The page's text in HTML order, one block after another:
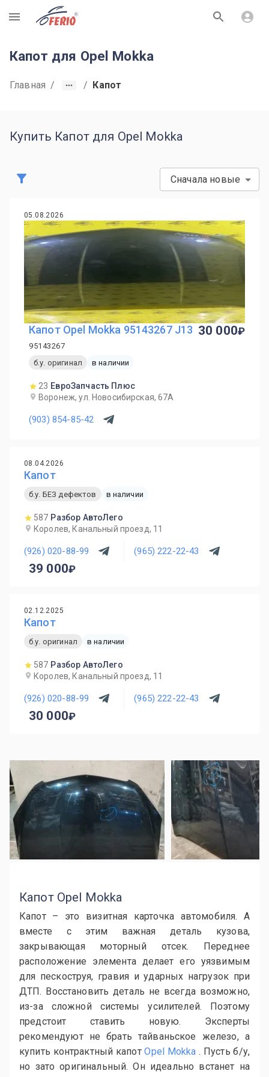
R
Капот для Opel Mokka
Главная / / Капот
Купить Капот для Opel Mokka
Сначала новые
05.08.2026
Капот Opel Mokka 95143267 J13
95143267
б.у. оригинал
в наличии
23 ЕвроЗапчасть Плюс
Воронеж, ул. Новосибирская, 67А
(903) 854-85-42
30 000
08.04.2026
Капот
б.у. БЕЗ дефектов в наличии
587 Разбор АвтоЛего
Королев, Канальный проезд, 11
(926) 020-88-99 (965) 222-22-43
39 000
02.12.2025
Капот
б.у. оригинал в наличии
587 Разбор АвтоЛего
Королев, Канальный проезд, 11
(926) 020-88-99 (965) 222-22-43
30 000
Капот Opel Mokka
Капот – это визитная карточка автомобиля. А
вместе с этим важная деталь кузова,
закрывающая моторный отсек. Переднее
расположение элемента делает его уязвимым
для пескоструя, гравия и ударных нагрузок при
ДТП. Восстановить деталь не всегда возможно,
из-за сложной системы усилителей. Поэтому
предстоит ставить новую. Эксперты
рекомендуют не брать тайваньское железо, а
купить контрактный капотOpel Mokka . Пусть б/у,
но зато оригинальный. Он идеально встанет на